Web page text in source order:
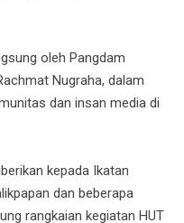
oleh Pangdam
Nugraha, dalam
dan insan media di
kepada Ikatan
dan beberapa
rangkaian kegiatan HUT